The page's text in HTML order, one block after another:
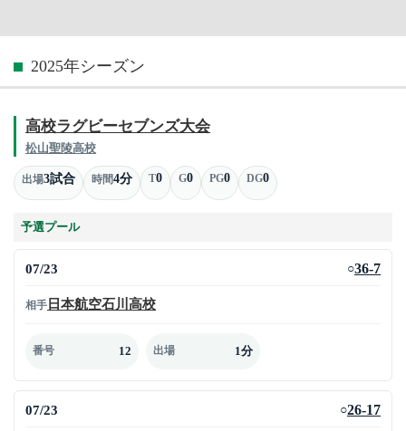
2025年シーズン
高校ラグビーセブンズ大会
松山聖陵高校
出場3試合 時間4分 T0 G0 PG0 DG0
予選プール
07/23 ○36-7
相手 日本航空石川高校
番号 12 出場 1分
07/23 ○26-17